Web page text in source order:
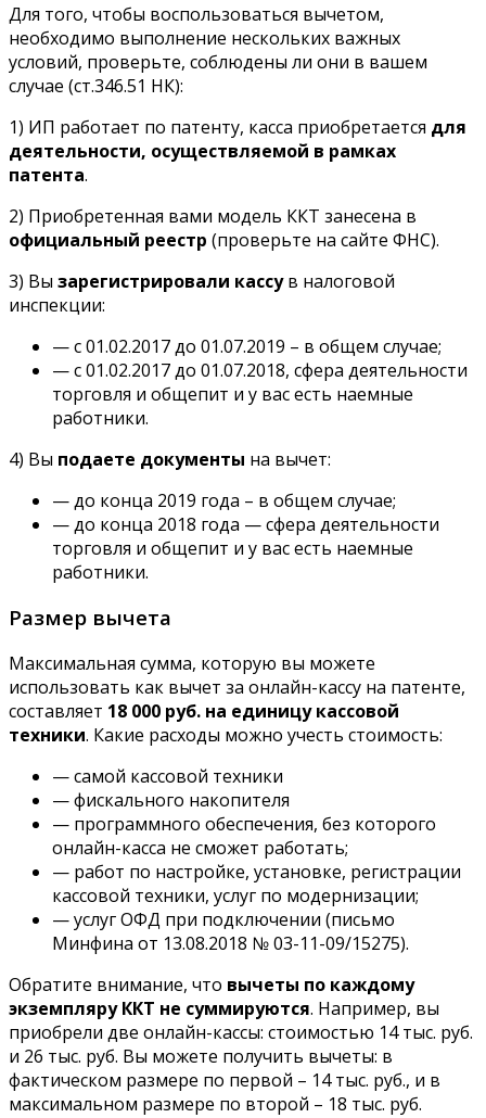
Для того, чтобы воспользоваться вычетом,
необходимо выполнение нескольких важных
условий, проверьте, соблюдены ли они в вашем
случае (ст.346.51 НК):
1) ИП работает по патенту, касса приобретается для
деятельности, осуществляемой в рамках
патента.
2) Приобретенная вами модель ККТ занесена в
официальный реестр (проверьте на сайте ФНС).
3) Вы зарегистрировали кассув налоговой
инспекции:
— с 01.02.2017 до 01.07.2019 – в общем случае;
— с 01.02.2017 до 01.07.2018, сфера деятельности
торговля и общепит и у вас есть наемные
работники.
4) Вы подаете документы на вычет:
— до конца 2019 года – в общем случае;
— до конца 2018 года — сфера деятельности
торговля и общепит и у вас есть наемные
работники.
Размер вычета
Максимальная сумма, которую вы можете
использовать как вычет за онлайн-кассу на патенте,
составляет 18 000 руб. на единицу кассовой
техники. Какие расходы можно учесть стоимость:
— самой кассовой техники
— фискального накопителя
— программного обеспечения, без которого
онлайн-касса не сможет работать;
— работ по настройке, установке, регистрации
кассовой техники, услуг по модернизации;
— услуг ОФД при подключении (письмо
Минфина от 13.08.2018 № 03-11-09/15275).
Обратите внимание, что вычеты по каждому
экземпляру ККТ не суммируются. Например, вы
приобрели две онлайн-кассы: стоимостью 14 тыс. руб.
и 26 тыс. руб. Вы можете получить вычеты: в
фактическом размере по первой – 14 тыс. руб., и в
максимальном размере по второй – 18 тыс. руб.